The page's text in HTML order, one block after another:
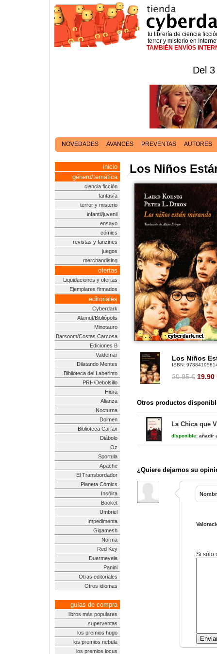
tu librería de ciencia
terror y misterio en
TAMBIÉN ENVÍOS
Del
NOVEDADES AVANCES PREVENTAS AUTORES
inicio
género/temática
ciencia ficción
fantasía
terror y misterio
infantil/juvenil
ensayo
cómics
revistas y fanzines
juegos
merchandising
ofertas
Liquidaciones y ofertas
Ejemplares firmados
editoriales
Cyberdark
Alamut/Bibliópolis
Minotauro
Barsoom/Costas Carcosa
Ediciones B
Valdemar
Dilatando Mentes
Biblioteca del Laberinto
PRH/Debolsillo
Hidra
Alianza
Nocturna
Dolmen
Biblioteca Carfax
Diábolo
Oz
Sportula
Apache
El Transbordador
Planeta Cómics
Insólita
Booket
Umbriel
Impedimenta
Gigamesh
Norma
Red Key
Duermevela
Panini
Otras editoriales
Otros idiomas
guías de compra
libros más populares
superventas
los premios hugo
los premios nebula
los premios locus
Los Niños
Los Niños
ISBN:
20.95 € 19.90
Otros productos
La Chica que
disponible: añadir
¿Quiere dejarnos su
Si sólo